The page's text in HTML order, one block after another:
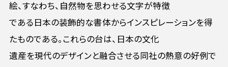
絵、すなわち、自然物を思わせる文字が特徴
である日本の装飾的な書体からインスピレーションを得
たものである。これらの台は、日本の文化
遺産を現代のデザインと融合させる同社の熱意の好例で